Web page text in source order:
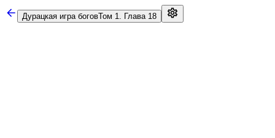
Дурацкая игра боговТом 1. Глава 18